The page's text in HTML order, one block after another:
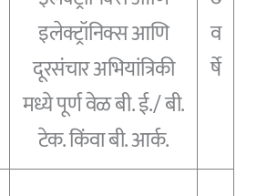
इलेक्ट्रॉनिक्स आणि
दूरसंचार अभियांत्रिकी
मध्ये पूर्ण वेळ बी. ई./ बी.
टेक. किंवा बी. आर्क.
व
र्षे